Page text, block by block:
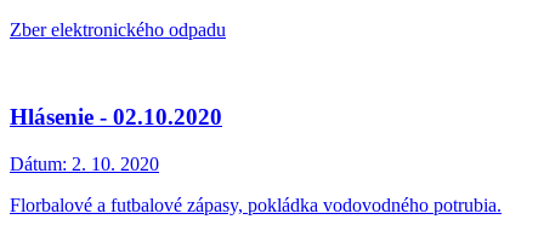
Zber elektronického odpadu
Hlásenie - 02.10.2020
Dátum: 2. 10. 2020
Florbalové a futbalové zápasy, pokládka vodovodného potrubia.